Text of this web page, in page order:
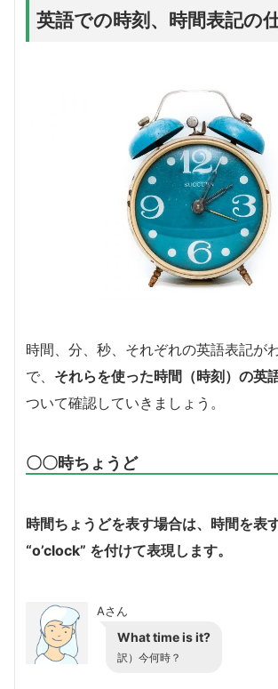
英語での時刻、時間表記の
時間、分、秒、それぞれの英語表記が
で、 それらを使った時間（時刻）の英
ついて確認していきましょう。
〇〇時ちょうど
時間ちょうどを表す場合は、時間を表
“o’clock” を付けて表現します。
Aさん
What time is it?
訳）今何時？